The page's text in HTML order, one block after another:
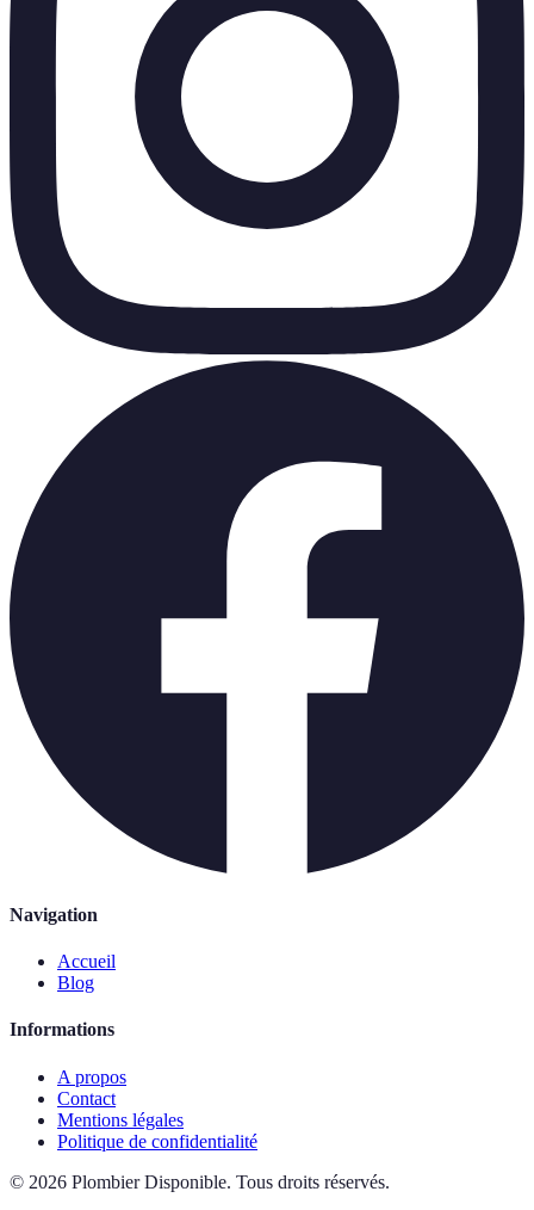
Navigation
Accueil
Blog
Informations
A propos
Contact
Mentions légales
Politique de confidentialité
© 2026 Plombier Disponible. Tous droits réservés.